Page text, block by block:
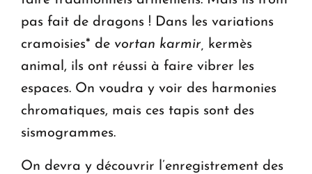
pas fait de dragons ! Dans les variations
cramoisies* de vortan karmir,
kermès
animal, ils ont réussi à faire vibrer les
espaces. On voudra y voir des harmonies
chromatiques, mais ces tapis sont des
sismogrammes.
On devra y découvrir l’enregistrement des